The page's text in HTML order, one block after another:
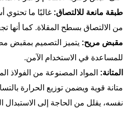
طبقة مانعة للالتصاق: غالبًا ما تحتوي
من الالتصاق بسطح المقلاة. كما أنها
مقبض مريح: يتميز التصميم بمقبض
للمساعدة في الاستخدام الآمن.
المتانة: المواد المصنوعة من الفولاذ
متانة قوية ويضمن توزيع الحرارة
نفسه، يقلل من الحاجة إلى الاستبدال